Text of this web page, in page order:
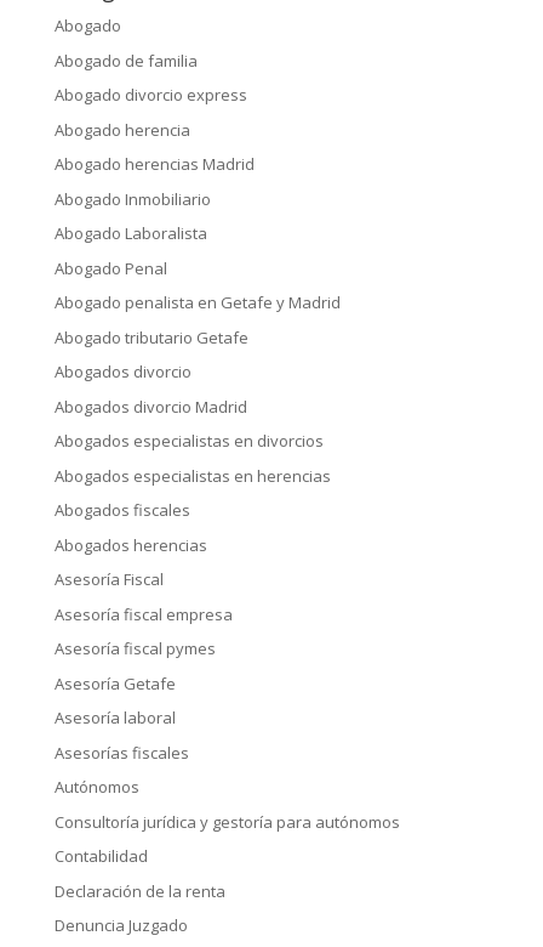
Abogado
Abogado de familia
Abogado divorcio express
Abogado herencia
Abogado herencias Madrid
Abogado Inmobiliario
Abogado Laboralista
Abogado Penal
Abogado penalista en Getafe y Madrid
Abogado tributario Getafe
Abogados divorcio
Abogados divorcio Madrid
Abogados especialistas en divorcios
Abogados especialistas en herencias
Abogados fiscales
Abogados herencias
Asesoría Fiscal
Asesoría fiscal empresa
Asesoría fiscal pymes
Asesoría Getafe
Asesoría laboral
Asesorías fiscales
Autónomos
Consultoría jurídica y gestoría para autónomos
Contabilidad
Declaración de la renta
Denuncia Juzgado